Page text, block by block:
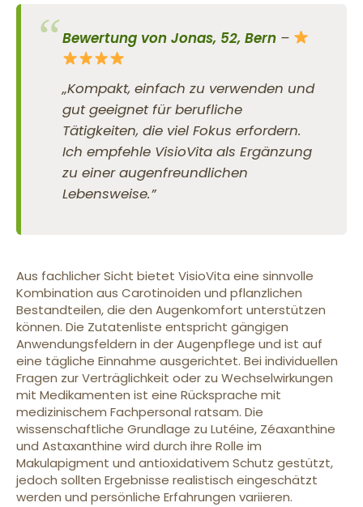
Bewertung von Jonas, 52, Bern –
„Kompakt, einfach zu verwenden und
gut geeignet für berufliche
Tätigkeiten, die viel Fokus erfordern.
Ich empfehle VisioVita als Ergänzung
zu einer augenfreundlichen
Lebensweise.”
Aus fachlicher Sicht bietet VisioVita eine sinnvolle
Kombination aus Carotinoiden und pflanzlichen
Bestandteilen, die den Augenkomfort unterstützen
können. Die Zutatenliste entspricht gängigen
Anwendungsfeldern in der Augenpflege und ist auf
eine tägliche Einnahme ausgerichtet. Bei individuellen
Fragen zur Verträglichkeit oder zu Wechselwirkungen
mit Medikamenten ist eine Rücksprache mit
medizinischem Fachpersonal ratsam. Die
wissenschaftliche Grundlage zu Lutéine, Zéaxanthine
und Astaxanthine wird durch ihre Rolle im
Makulapigment und antioxidativem Schutz gestützt,
jedoch sollten Ergebnisse realistisch eingeschätzt
werden und persönliche Erfahrungen variieren.